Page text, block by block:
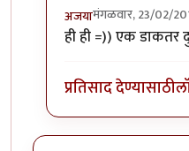
अजयामंगळवार, 23/02/
In reply toही ही !by
ही ही =)) एक डाकतर
प्रतिसाद देण्यासाठी